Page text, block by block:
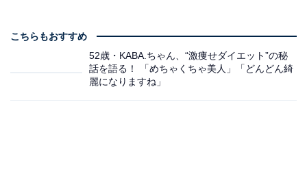
こちらもおすすめ
52歳・KABA.ちゃん、“激痩せダイエット”の秘
話を語る！ 「めちゃくちゃ美人」「どんどん綺
麗になりますね」